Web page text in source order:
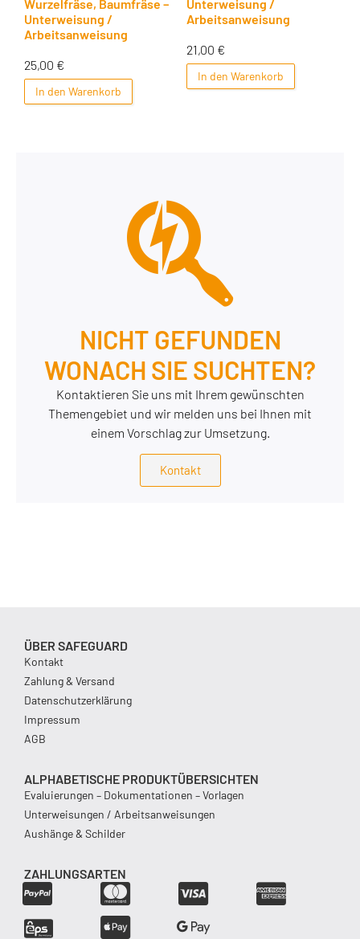
Wurzelfräse, Baumfräse –
Unterweisung /
Arbeitsanweisung
25,00 €
In den Warenkorb
Unterweisung /
Arbeitsanweisung
21,00 €
In den Warenkorb
NICHT GEFUNDEN
WONACH SIE SUCHTEN?
Kontaktieren Sie uns mit Ihrem gewünschten
Themengebiet und wir melden uns bei Ihnen mit
einem Vorschlag zur Umsetzung.
Kontakt
ÜBER SAFEGUARD
Kontakt
Zahlung & Versand
Datenschutzerklärung
Impressum
AGB
ALPHABETISCHE PRODUKTÜBERSICHTEN
Evaluierungen – Dokumentationen – Vorlagen
Unterweisungen / Arbeitsanweisungen
Aushänge & Schilder
ZAHLUNGSARTEN